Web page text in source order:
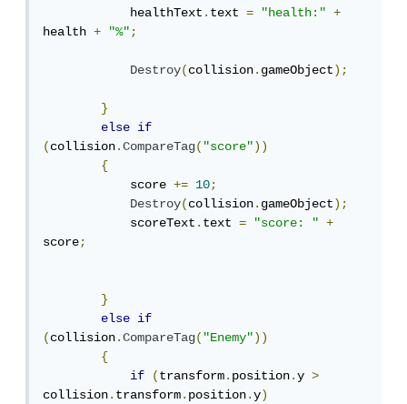
healthText.text = "health:"
+
health + "%";
Destroy(collision.gameObject);
}
else
if
(collision.CompareTag("score"))
{
score += 10;
Destroy(collision.gameObject);
scoreText.text = "score: "
+
score;
}
else
if
(collision.CompareTag("Enemy"))
{
if
(transform.position.y >
collision.transform.position.y)